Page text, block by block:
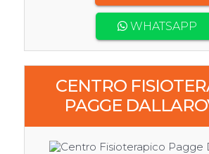
WHATSAPP
CENTRO
PAGGE